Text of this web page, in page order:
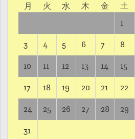
月
火 水 木 金 土
1
3 4 5 6 7 8
10 11 12 13 14 15
17 18 19 20 21 22
24 25 26 27 28 29
31